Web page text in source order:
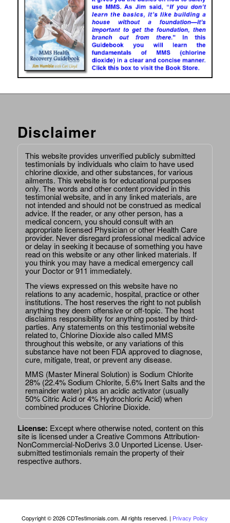
Disclaimer
This website provides unverified publicly submitted
testimonials by individuals who claim to have used
chlorine dioxide, and other substances, for various
ailments. This website is for educational purposes
only. The words and other content provided in this
testimonial website, and in any linked materials, are
not intended and should not be construed as medical
advice. If the reader, or any other person, has a
medical concern, you should consult with an
appropriate licensed Physician or other Health Care
provider. Never disregard professional medical advice
or delay in seeking it because of something you have
read on this website or any other linked materials. If
you think you may have a medical emergency call
your Doctor or 911 immediately.
The views expressed on this website have no
relations to any academic, hospital, practice or other
institutions. The host reserves the right to not publish
anything they deem offensive or off-topic. The host
disclaims responsibility for anything posted by third-
parties. Any statements on this testimonial website
related to, Chlorine Dioxide also called MMS
throughout this website, or any variations of this
substance have not been FDA approved to diagnose,
cure, mitigate, treat, or prevent any disease.
MMS (Master Mineral Solution) is Sodium Chlorite
28% (22.4% Sodium Chlorite, 5.6% Inert Salts and the
remainder water) plus an acidic activator (usually
50% Citric Acid or 4% Hydrochloric Acid) when
combined produces Chlorine Dioxide.
License: Except where otherwise noted, content on this
site is licensed under aCreative Commons Attribution-
NonCommercial-NoDerivs 3.0 Unported License. User-
submitted testimonials remain the property of their
respective authors.
Copyright © 2026 CDTestimonials.com. All rights reserved. | Privacy Policy